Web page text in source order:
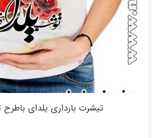
تیشرت بارداری یلدای